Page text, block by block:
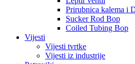
Prirubnica kalema i
Sucker Rod Bop
Coiled Tubing Bop
Vijesti
Vijesti tvrtke
Vijesti iz industrije